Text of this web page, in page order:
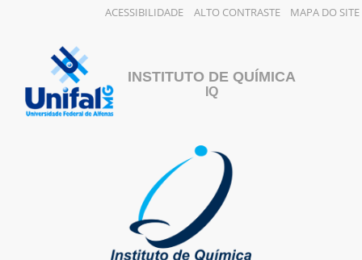
ACESSIBILIDADE ALTO CONTRASTE MAPA DO SITE
conteúdo
INSTITUTO DE QUÍMICA
IQ